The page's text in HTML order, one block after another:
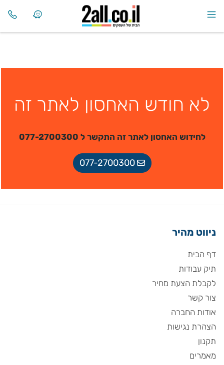
לא חודש האחסון לאתר זה
לחידוש האחסון לאתר זה התקשר ל 077-2700300
077-2700300
ניווט מהיר
דף הבית
תיק עבודות
לקבלת הצעת מחיר
צור קשר
אודות החברה
הצהרת נגישות
תקנון
מאמרים